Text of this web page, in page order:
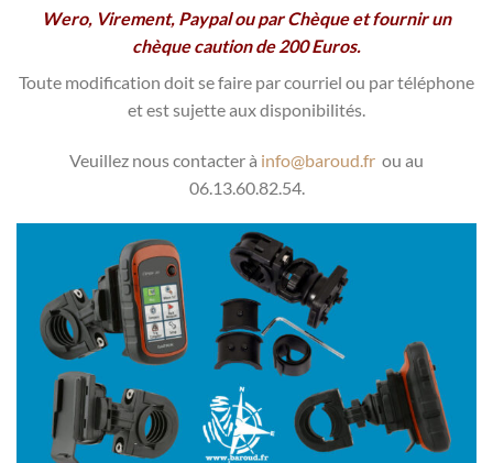
Wero, Virement, Paypal ou par Chèque et fournir un
chèque caution de 200 Euros.
Toute modification doit se faire par courriel ou par téléphone
et est sujette aux disponibilités.
Veuillez nous contacter à info@baroud.fr ou au
06.13.60.82.54.